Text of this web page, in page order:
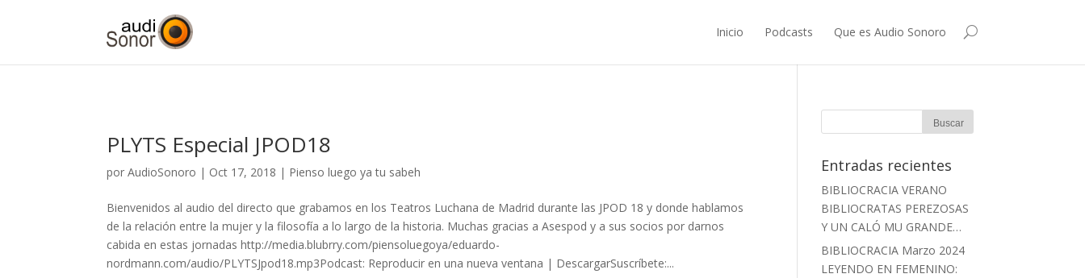
Inicio Podcasts Que es Audio Sonoro
PLYTS Especial JPOD18
por AudioSonoro | Oct 17, 2018 | Pienso luego ya tu sabeh
Bienvenidos al audio del directo que grabamos en los Teatros Luchana de Madrid durante las JPOD 18 y donde hablamos
de la relación entre la mujer y la filosofía a lo largo de la historia. Muchas gracias a Asespod y a sus socios por darnos
cabida en estas jornadas http://media.blubrry.com/piensoluegoya/eduardo-
nordmann.com/audio/PLYTSJpod18.mp3Podcast: Reproducir en una nueva ventana | DescargarSuscríbete:...
Entradas recientes
BIBLIOCRACIA VERANO
BIBLIOCRATAS PEREZOSAS
Y UN CALÓ MU GRANDE…
BIBLIOCRACIA Marzo 2024
LEYENDO EN FEMENINO: